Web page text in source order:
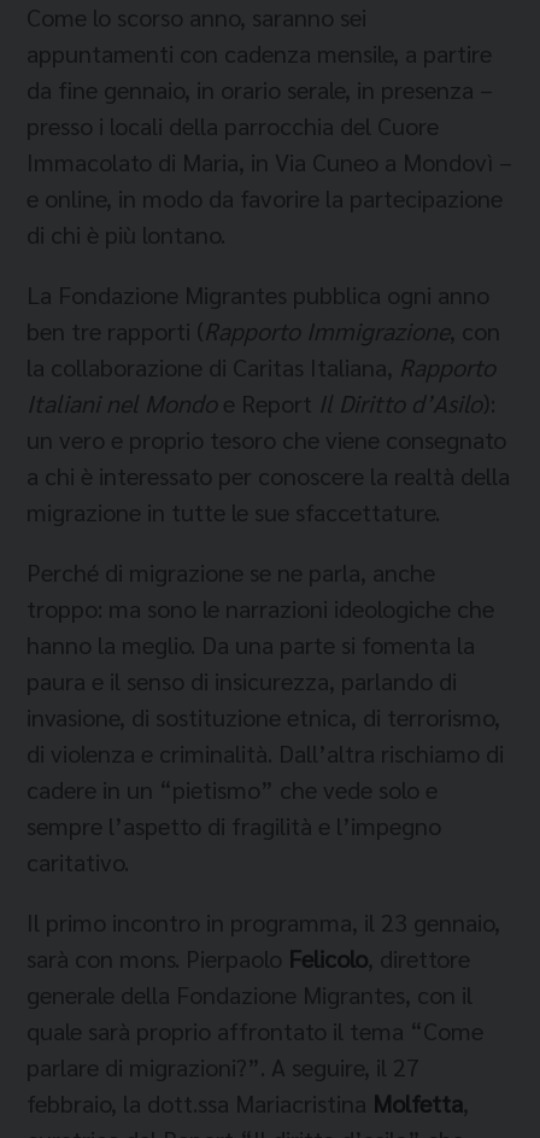
Come lo scorso anno, saranno sei
appuntamenti con cadenza mensile, a partire
da fine gennaio, in orario serale, in presenza –
presso i locali della parrocchia del Cuore
Immacolato di Maria, in Via Cuneo a Mondovì –
e online, in modo da favorire la partecipazione
di chi è più lontano.
La Fondazione Migrantes pubblica ogni anno
ben tre rapporti (Rapporto Immigrazione, con
la collaborazione di Caritas Italiana, Rapporto
Italiani nel Mondo e Report Il Diritto d’Asilo):
un vero e proprio tesoro che viene consegnato
a chi è interessato per conoscere la realtà della
migrazione in tutte le sue sfaccettature.
Perché di migrazione se ne parla, anche
troppo: ma sono le narrazioni ideologiche che
hanno la meglio. Da una parte si fomenta la
paura e il senso di insicurezza, parlando di
invasione, di sostituzione etnica, di terrorismo,
di violenza e criminalità. Dall’altra rischiamo di
cadere in un “pietismo” che vede solo e
sempre l’aspetto di fragilità e l’impegno
caritativo.
Il primo incontro in programma, il 23 gennaio,
sarà con mons. Pierpaolo Felicolo, direttore
generale della Fondazione Migrantes, con il
quale sarà proprio affrontato il tema “Come
parlare di migrazioni?”. A seguire, il 27
febbraio, la dott.ssa Mariacristina Molfetta,